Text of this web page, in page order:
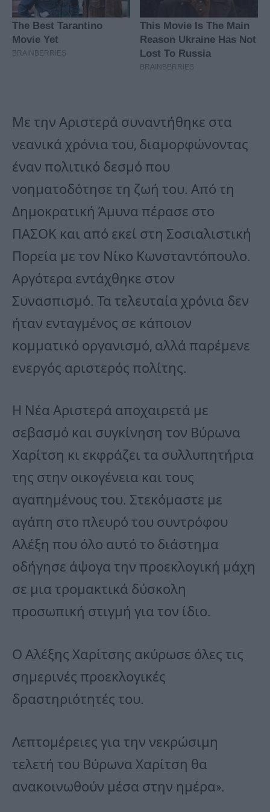
Με την Αριστερά συναντήθηκε στα
νεανικά χρόνια του, διαμορφώνοντας
έναν πολιτικό δεσμό που
νοηματοδότησε τη ζωή του. Από τη
Δημοκρατική Άμυνα πέρασε στο
ΠΑΣΟΚ και από εκεί στη Σοσιαλιστική
Πορεία με τον Νίκο Κωνσταντόπουλο.
Αργότερα εντάχθηκε στον
Συνασπισμό. Τα τελευταία χρόνια δεν
ήταν ενταγμένος σε κάποιον
κομματικό οργανισμό, αλλά παρέμενε
ενεργός αριστερός πολίτης.
Η Νέα Αριστερά αποχαιρετά με
σεβασμό και συγκίνηση τον Βύρωνα
Χαρίτση κι εκφράζει τα συλλυπητήρια
της στην οικογένεια και τους
αγαπημένους του. Στεκόμαστε με
αγάπη στο πλευρό του συντρόφου
Αλέξη που όλο αυτό το διάστημα
οδήγησε άψογα την προεκλογική μάχη
σε μια τρομακτικά δύσκολη
προσωπική στιγμή για τον ίδιο.
Ο Αλέξης Χαρίτσης ακύρωσε όλες τις
σημερινές προεκλογικές
δραστηριότητές του.
Λεπτομέρειες για την νεκρώσιμη
τελετή του Βύρωνα Χαρίτση θα
ανακοινωθούν μέσα στην ημέρα».